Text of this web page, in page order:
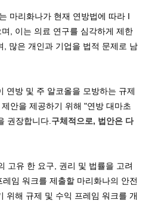
마리화나가 현재 연방법에 따라 I
, 이는 의료 연구를 심각하게 제한
, 많은 개인과 기업을 법적 문제로 남
연방 및 주 알코올을 모방하는 규제
안을 제공하기 위해 "연방 대마초
권장합니다. 구체적으로, 법안은 다
고유 한 요구, 권리 및 법률을 고려
임 워크를 제출할 마리화나의 안전
위해 규제 및 수익 프레임 워크를 개